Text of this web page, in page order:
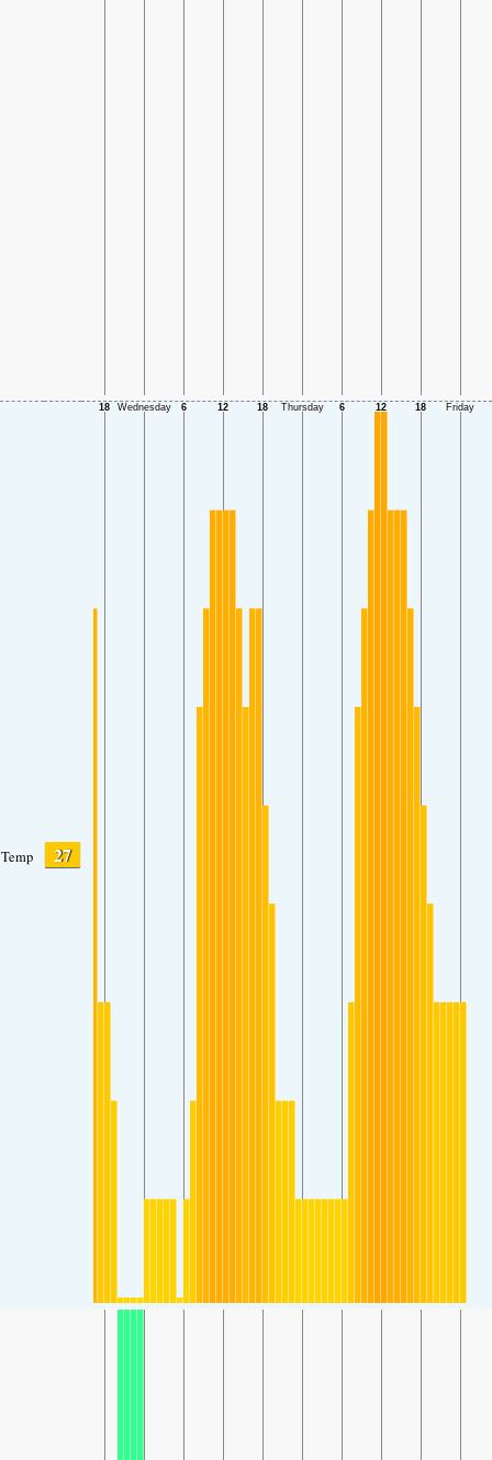
Temp 27